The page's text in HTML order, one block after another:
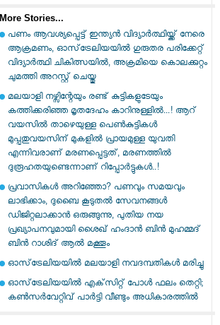
More Stories...
പണം ആവശ്യപ്പെട്ട് ഇന്ത്യന്‍ വിദ്യാര്‍ത്ഥിയ്ക്ക് നേരെ
ആക്രമണം, ഓസ്‌ട്രേലിയയില്‍ ഗുരുതര പരിക്കേറ്റ്
വിദ്യാര്‍ത്ഥി ചികിത്സയിൽ, അക്രമിയെ കൊലക്കുറ്റം
ചുമത്തി അറസ്റ്റ് ചെയ്തു
മലയാളി നഴ്സിന്റേയും രണ്ട് കുട്ടികളുടേയും
കത്തിക്കരിഞ്ഞ മൃതദേഹം കാറിനുള്ളിൽ...! ആറ്
വയസിൽ താഴെയുള്ള പെൺകുട്ടികൾ
മുപ്പതുവയസിന് മുകളിൽ പ്രായമുള്ള യുവതി
എന്നിവരാണ് മരണപ്പെട്ടത്, മരണത്തിൽ
ദുരൂഹതയുണ്ടെന്നാണ് റിപ്പോർട്ടുകൾ..!
പ്രവാസികൾ അറിഞ്ഞോ? പണവും സമയവും
ലാഭിക്കാം, ദുബൈ കൂടുതല്‍ സേവനങ്ങള്‍
ഡിജിറ്റലാക്കാൻ ഒരുങ്ങുന്നു, പുതിയ നയ
പ്രഖ്യാപനവുമായി ശൈഖ് ഹംദാന്‍ ബിന്‍ മുഹമ്മദ്
ബിന്‍ റാശിദ് ആല്‍ മക്തൂം
ഓസ്‌ട്രേലിയയില്‍ മലയാളി നവദമ്പതികള്‍ മരിച്ചു
ഓസ്‌ട്രേലിയയില്‍ എക്‌സിറ്റ് പോള്‍ ഫലം തെറ്റി;
കണ്‍സര്‍വേറ്റിവ് പാര്‍ട്ടി വീണ്ടും അധികാരത്തില്‍